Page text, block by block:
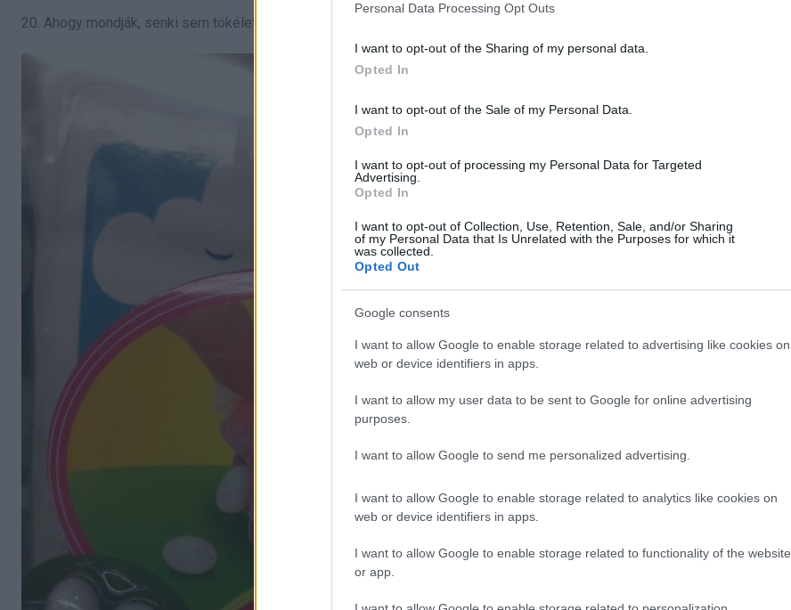
Personal Data Processing Opt Outs
I want to opt-out of the Sharing of my personal data.
Opted In
I want to opt-out of the Sale of my Personal Data.
Opted In
I want to opt-out of processing my Personal Data for Targeted
Advertising.
Opted In
I want to opt-out of Collection, Use, Retention, Sale, and/or Sharing
of my Personal Data that Is Unrelated with the Purposes for which it
was collected.
Opted Out
Google consents
I want to allow Google to enable storage related to advertising like cookies on
web or device identifiers in apps.
I want to allow my user data to be sent to Google for online advertising
purposes.
I want to allow Google to send me personalized advertising.
I want to allow Google to enable storage related to analytics like cookies on
web or device identifiers in apps.
I want to allow Google to enable storage related to functionality of the website
or app.
20. Ahogy mondják, senki sem tökéletes.